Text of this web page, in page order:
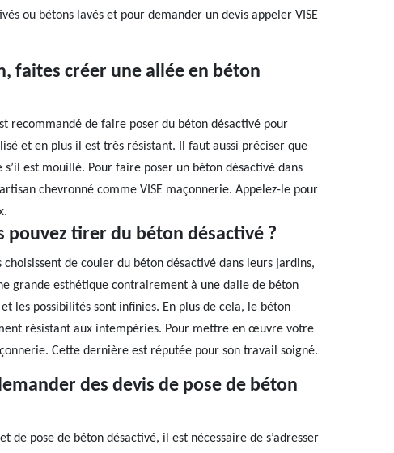
ou bétons lavés et pour demander un devis appeler VISE
faites créer une allée en béton
recommandé de faire poser du béton désactivé pour
et en plus il est très résistant. Il faut aussi préciser que
est mouillé. Pour faire poser un béton désactivé dans
chevronné comme VISE maçonnerie. Appelez-le pour
pouvez tirer du béton désactivé ?
de couler du béton désactivé dans leurs jardins,
grande esthétique contrairement à une dalle de béton
les possibilités sont infinies. En plus de cela, le béton
résistant aux intempéries. Pour mettre en œuvre votre
Cette dernière est réputée pour son travail soigné.
des devis de pose de béton
de pose de béton désactivé, il est nécessaire de s’adresser